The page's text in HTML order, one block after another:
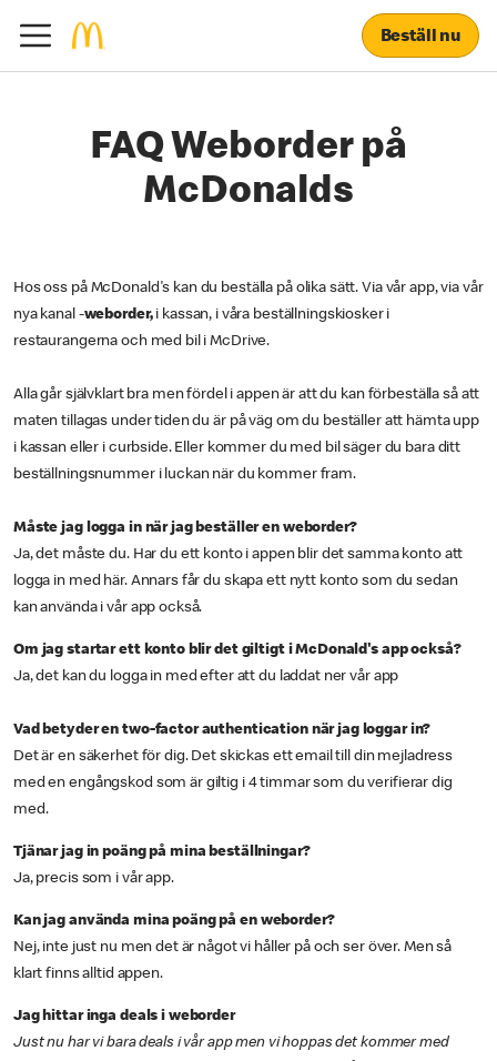
Beställ nu
FAQ Weborder på
McDonalds
Hos oss på McDonald's kan du beställa på olika sätt. Via vår app, via vår
nya kanal -weborder,i kassan, i våra beställningskiosker i
restaurangerna och med bil i McDrive.
Alla går självklart bra men fördel i appen är att du kan förbeställa så att
maten tillagas under tiden du är på väg om du beställer att hämta upp
i kassan eller i curbside. Eller kommer du med bil säger du bara ditt
beställningsnummer i luckan när du kommer fram.
Måste jag logga in när jag beställer en weborder?
Ja, det måste du. Har du ett konto i appen blir det samma konto att
logga in med här. Annars får du skapa ett nytt konto som du sedan
kan använda i vår app också.
Om jag startar ett konto blir det giltigt i McDonald's app också?
Ja, det kan du logga in med efter att du laddat ner vår app
Vad betyder en two-factor authentication när jag loggar in?
Det är en säkerhet för dig. Det skickas ett email till din mejladress
med en engångskod som är giltig i 4 timmar som du verifierar dig
med.
Tjänar jag in poäng på mina beställningar?
Ja, precis som i vår app.
Kan jag använda mina poäng på en weborder?
Nej, inte just nu men det är något vi håller på och ser över. Men så
klart finns alltid appen.
Jag hittar inga deals i weborder
Just nu har vi bara deals i vår app men vi hoppas det kommer med